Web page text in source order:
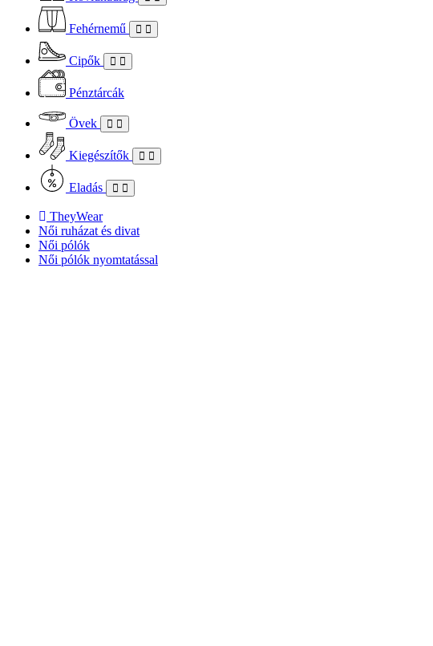
Fehérnemű
Cipők
Pénztárcák
Övek
Kiegészítők
Eladás
TheyWear
Női ruházat és divat
Női pólók
Női pólók nyomtatással